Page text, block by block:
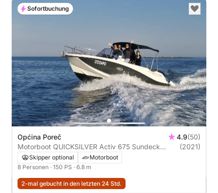
Općina Poreč 4.9(50)
Motorboot QUICKSILVER Activ 675 Sundeck
150PS
(2021)
Skipper optional
Motorboot
8 Personen · 150 PS · 6.8 m
2-mal gebucht in den letzten 24 Std.
Sofortbuchung